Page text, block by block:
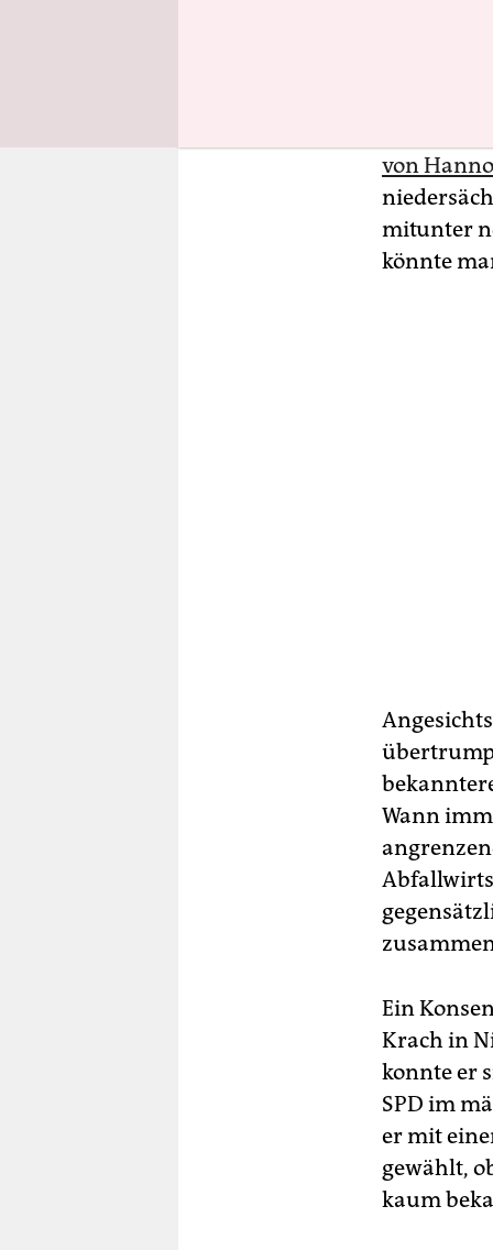
im
von
mitunter
könnte
Wann
Ein
Krach in
konnte er
SPD im
er mit
gewählt,
kaum